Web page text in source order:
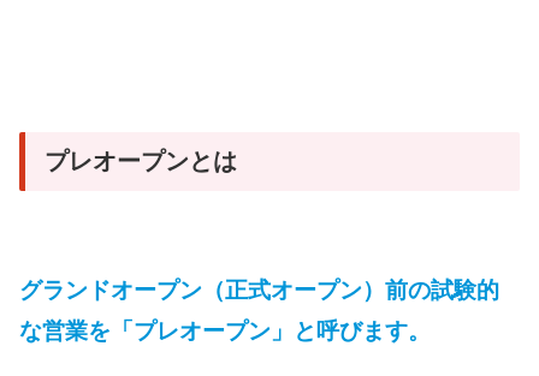
プレオープンとは
グランドオープン（正式オープン）前の試験的
な営業を「プレオープン」と呼びます。